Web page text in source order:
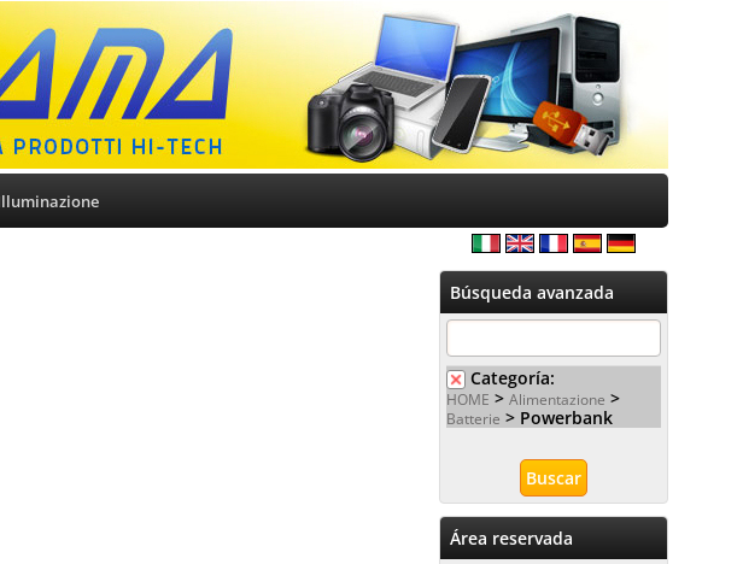
Búsqueda avanzada
Categoría:
HOME > Alimentazione >
Batterie > Powerbank
Área reservada